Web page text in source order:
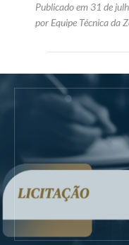
Publicado em 31 de
por Equipe Técnica da